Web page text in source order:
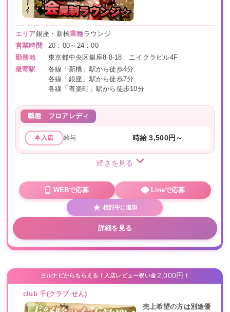
エリア銀座・新橋業種ラウンジ
営業時間
20：00～24：00
勤務地
東京都中央区銀座8-8-18 ニイクラビル4F
最寄駅
各線「新橋」駅から徒歩4分
各線「銀座」駅から徒歩7分
各線「有楽町」駅から徒歩10分
職種 フロアレディ
本入店 給与 時給 3,500円～
続きを見る
WEBで応募 Lineで応募
検討中に追加
詳細を見る
ヨルナビからもらえる！入店レビュー祝い金 2,000円 ！
club 千(クラブ せん)
売上希望の方は別途優